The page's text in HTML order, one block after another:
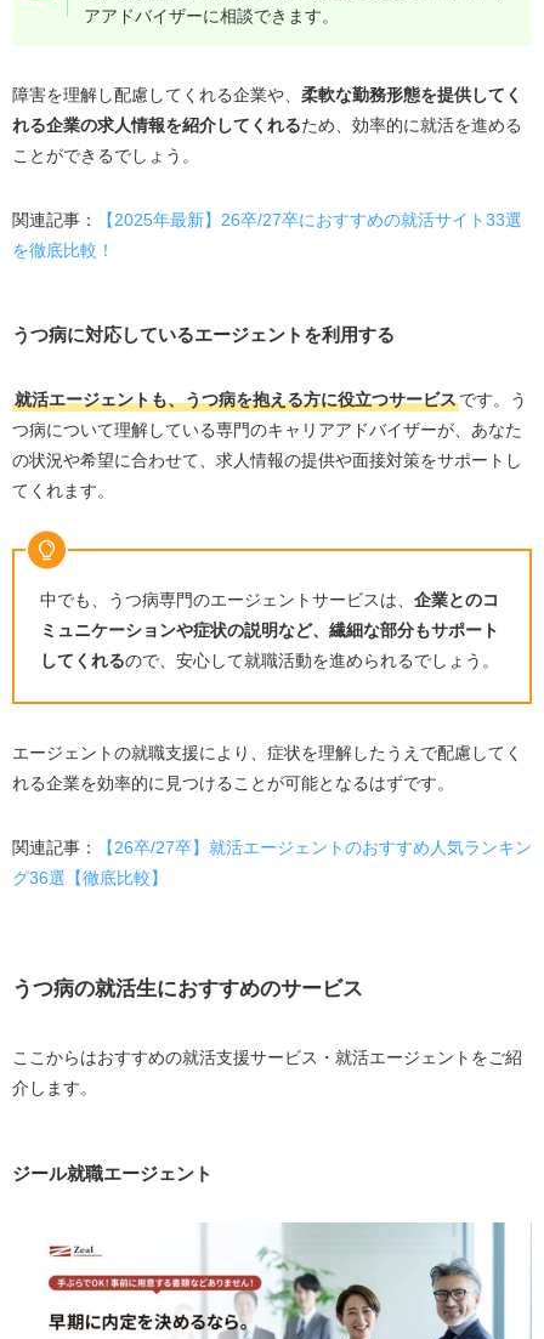
アアドバイザーに相談できます。
障害を理解し配慮してくれる企業や、 柔軟な勤務形態を提供してく
れる企業の求人情報を紹介してくれるため、効率的に就活を進める
ことができるでしょう。
関連記事：
【2025年最新】26卒/27卒におすすめの就活サイト33選
を徹底比較！
うつ病に対応しているエージェントを利用する
就活エージェントも、うつ病を抱える方に役立つサービスです。う
つ病について理解している専門のキャリアアドバイザーが、あなた
の状況や希望に合わせて、求人情報の提供や面接対策をサポートし
てくれます。
中でも、うつ病専門のエージェントサービスは、 企業とのコ
ミュニケーションや症状の説明など、繊細な部分もサポート
してくれるので、安心して就職活動を進められるでしょう。
エージェントの就職支援により、症状を理解したうえで配慮してく
れる企業を効率的に見つけることが可能となるはずです。
関連記事：
【26卒/27卒】就活エージェントのおすすめ人気ランキン
グ36選【徹底比較】
うつ病の就活生におすすめのサービス
ここからはおすすめの就活支援サービス・就活エージェントをご紹
介します。
ジール就職エージェント